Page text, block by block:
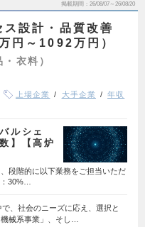
掲載期間 26/08/07～26/08/20
設計・品質改善
円～1092万円）
衣料）
上場企業 大手企業
年収
ルシェ
】【高炉
段階的に以下業務をご担当いただ
30%…
、社会のニーズに応え、選択と
械系事業」、そし…